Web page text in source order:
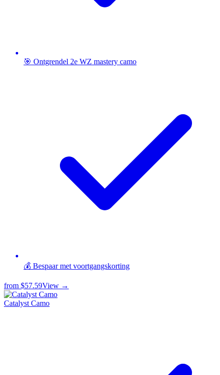
🎯 Ontgrendel 2e WZ mastery camo
💰 Bespaar met voortgangskorting
from $57.59View →
Catalyst Camo